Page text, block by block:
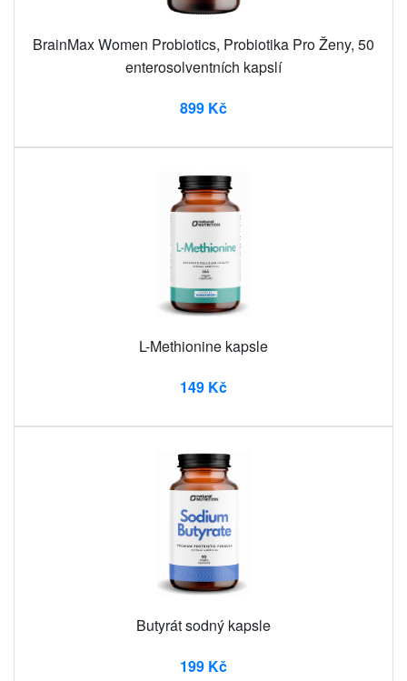
BrainMax Women Probiotics, Probiotika Pro Ženy, 50
enterosolventních kapslí
899 Kč
L-Methionine kapsle
149 Kč
Butyrát sodný kapsle
199 Kč